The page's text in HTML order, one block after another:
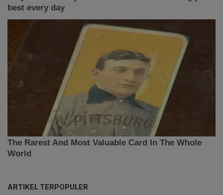
ARTIKEL TERPOPULER